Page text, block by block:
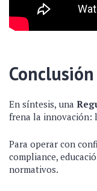
Conclusión
En síntesis, una
frena la innovación:
Para operar con
compliance,
normativos.